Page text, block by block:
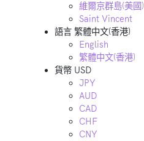
維爾京群島(美國)
Saint Vincent
語言 繁體中文(香港)
English
繁體中文(香港)
貨幣 USD
JPY
AUD
CAD
CHF
CNY